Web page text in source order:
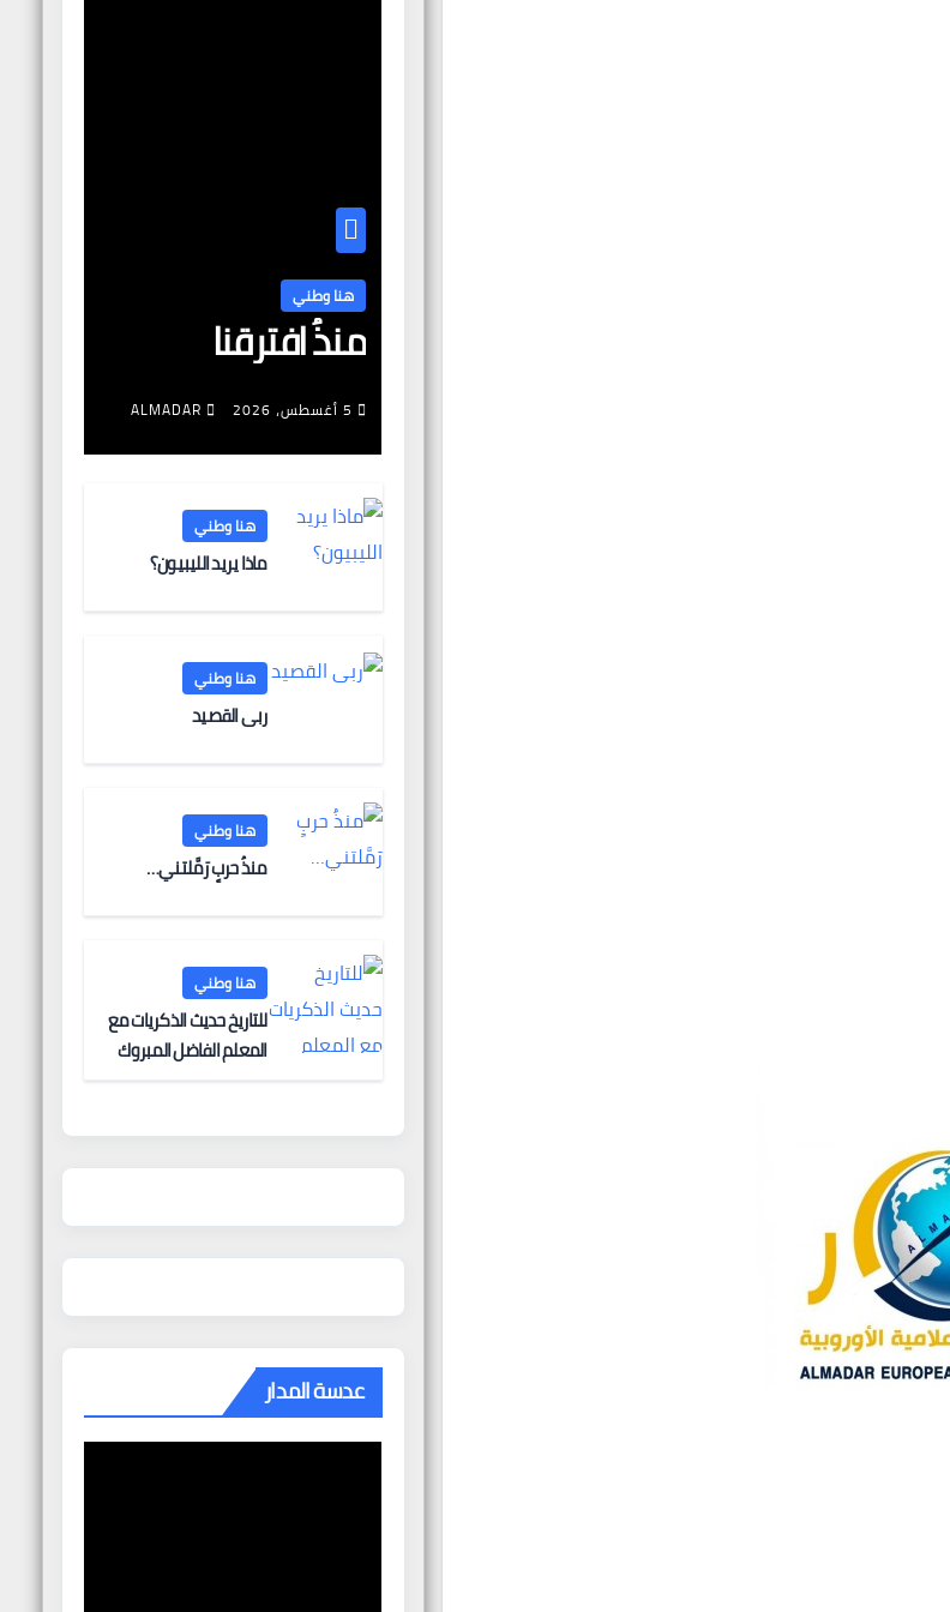
هنا وطني
منذُ افترقنا
5 أغسطس، 2026 ALMADAR
هنا وطني
ماذا يريد الليبيون؟
هنا وطني
ربى القصيد
هنا وطني
منذُ حربٍ رَمَّلتني…
هنا وطني
للتاريخ حديث الذكريات مع
المعلم الفاضل المبروك
عدسة المدار